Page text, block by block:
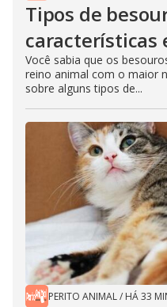
Tipos de
características
Você sabia que os
reino animal com o maior
sobre alguns tipos de...
PERITO ANIMAL/ HÁ 33